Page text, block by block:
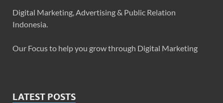
Digital Marketing, Advertising & Public Relation
Indonesia.
Our Focus to help you grow through Digital Marketing
LATEST POSTS